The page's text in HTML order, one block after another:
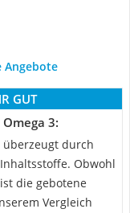
Angebote
GUT
3:
überzeugt durch
Obwohl
die gebotene
Vergleich